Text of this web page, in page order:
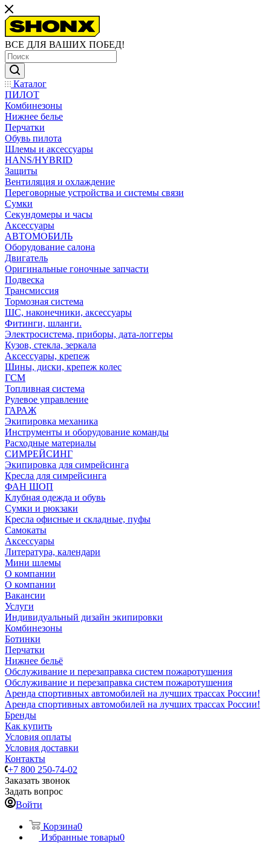
ВСЕ ДЛЯ ВАШИХ ПОБЕД!
Каталог
ПИЛОТ
Комбинезоны
Нижнее белье
Перчатки
Обувь пилота
Шлемы и аксессуары
HANS/HYBRID
Защиты
Вентиляция и охлаждение
Переговорные устройства и системы связи
Сумки
Секундомеры и часы
Аксессуары
АВТОМОБИЛЬ
Оборудование салона
Двигатель
Оригинальные гоночные запчасти
Подвеска
Трансмиссия
Тормозная система
ШС, наконечники, аксессуары
Фитинги, шланги.
Электросистема, приборы, дата-логгеры
Кузов, стекла, зеркала
Аксессуары, крепеж
Шины, диски, крепеж колес
ГСМ
Топливная система
Рулевое управление
ГАРАЖ
Экипировка механика
Инструменты и оборудование команды
Расходные материалы
СИМРЕЙСИНГ
Экипировка для симрейсинга
Кресла для симрейсинга
ФАН ШОП
Клубная одежда и обувь
Сумки и рюкзаки
Кресла офисные и складные, пуфы
Самокаты
Аксессуары
Литература, календари
Мини шлемы
О компании
О компании
Вакансии
Услуги
Индивидуальный дизайн экипировки
Комбинезоны
Ботинки
Перчатки
Нижнее бельё
Обслуживание и перезаправка систем пожаротушения
Обслуживание и перезаправка систем пожаротушения
Аренда спортивных автомобилей на лучших трассах России!
Аренда спортивных автомобилей на лучших трассах России!
Бренды
Как купить
Условия оплаты
Условия доставки
Контакты
+7 800 250-74-02
Заказать звонок
Задать вопрос
Войти
Корзина0
Избранные товары0